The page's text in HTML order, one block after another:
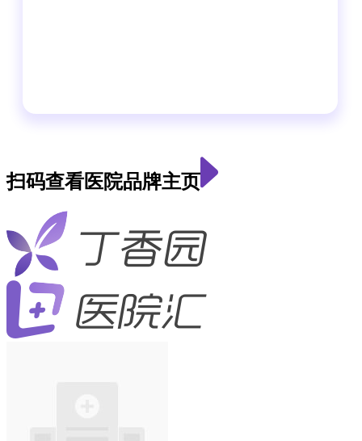
扫码查看医院品牌主页